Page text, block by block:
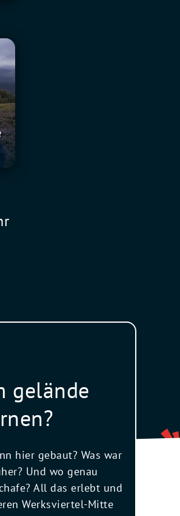
gelände
hier gebaut? Was war
Und wo genau
All das erlebt und
Werksviertel-Mitte